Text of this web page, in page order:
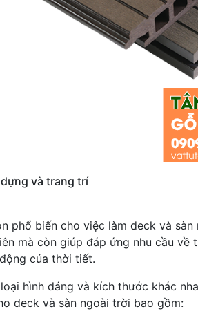
và trang trí
phổ biến cho việc làm deck và
mà còn giúp đáp ứng nhu cầu
của thời tiết.
hình dáng và kích thước khác
deck và sàn ngoài trời bao gồm: